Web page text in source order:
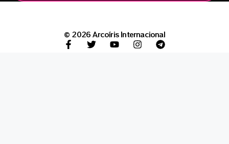
© 2026 Arcoíris Internacional